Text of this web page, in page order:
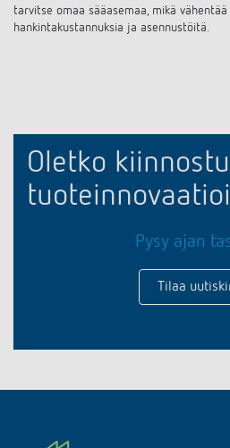
tarvitse omaa sääasemaa, mikä
hankintakustannuksia ja asennustöitä.
Oletko
Pysy ajan
Tilaa